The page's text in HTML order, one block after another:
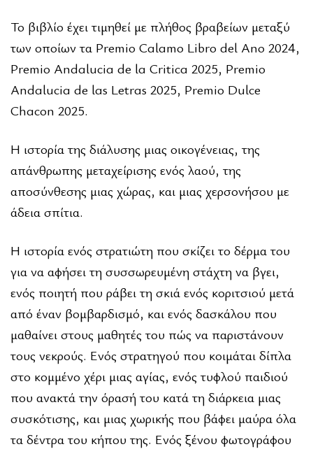
Το βιβλίο έχει τιμηθεί με πλήθος βραβείων μεταξύ
των οποίων τα Premio Calamo Libro del Ano 2024,
Premio Andalucia de la Critica 2025, Premio
Andalucia de las Letras 2025, Premio Dulce
Chacon 2025.
Η ιστορία της διάλυσης μιας οικογένειας, της
απάνθρωπης μεταχείρισης ενός λαού, της
αποσύνθεσης μιας χώρας, και μιας χερσονήσου με
άδεια σπίτια.
Η ιστορία ενός στρατιώτη που σκίζει το δέρμα του
για να αφήσει τη συσσωρευμένη στάχτη να βγει,
ενός ποιητή που ράβει τη σκιά ενός κοριτσιού μετά
από έναν βομβαρδισμό, και ενός δασκάλου που
μαθαίνει στους μαθητές του πώς να παριστάνουν
τους νεκρούς. Ενός στρατηγού που κοιμάται δίπλα
στο κομμένο χέρι μιας αγίας, ενός τυφλού παιδιού
που ανακτά την όρασή του κατά τη διάρκεια μιας
συσκότισης, και μιας χωρικής που βάφει μαύρα όλα
τα δέντρα του κήπου της. Ενός ξένου φωτογράφου